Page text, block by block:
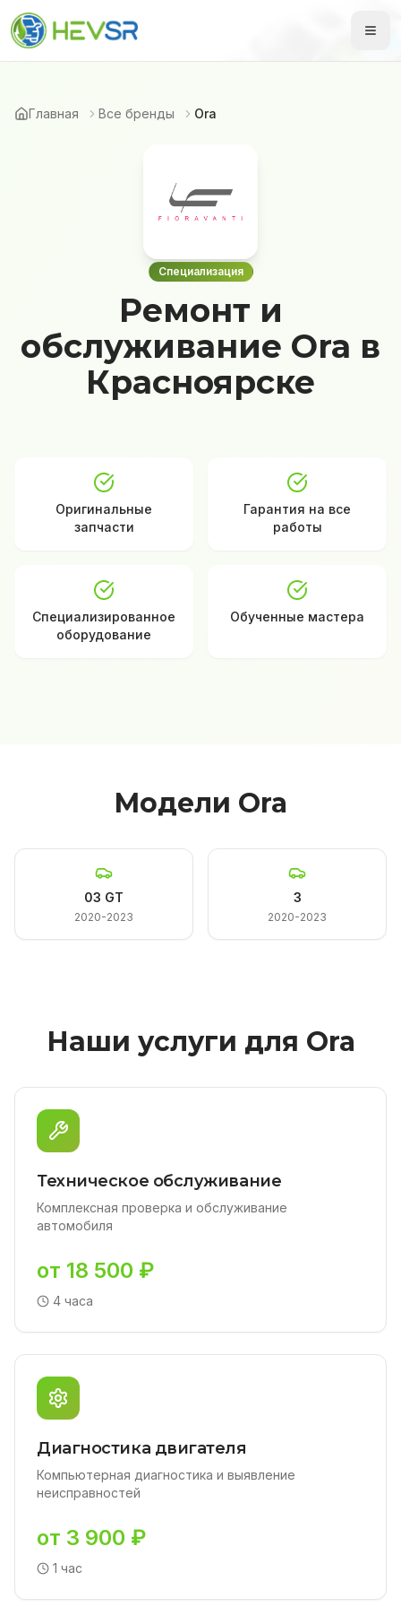
Главная Все бренды Ora
Специализация
Ремонт и
обслуживание Ora в
Красноярске
Оригинальные
запчасти
Гарантия на все
работы
Специализированное
оборудование
Обученные мастера
Модели Ora
03 GT
2020-2023
3
2020-2023
Наши услуги для Ora
Техническое обслуживание
Комплексная проверка и обслуживание
автомобиля
от 18 500 ₽
4 часа
Диагностика двигателя
Компьютерная диагностика и выявление
неисправностей
от 3 900 ₽
1 час